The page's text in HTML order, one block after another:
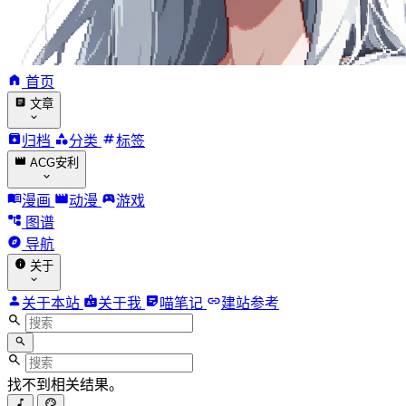
首页
文章
归档 分类 标签
ACG安利
漫画 动漫
游戏
图谱
导航
关于
关于本站 关于我 喵笔记 建站参考
找不到相关结果。